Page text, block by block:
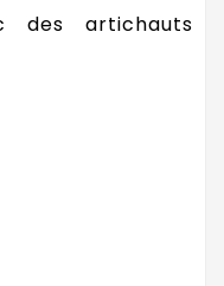
des artichauts